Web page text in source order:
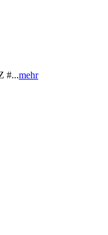
#...mehr